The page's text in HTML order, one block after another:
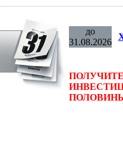
до
31.08.2026
ПОЛОВИНЫ